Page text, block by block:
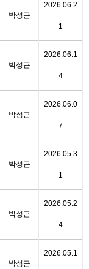
박성근
2026.06.2
1
박성근
2026.06.1
4
박성근
2026.06.0
7
박성근
2026.05.3
1
박성근
2026.05.2
4
박성근
2026.05.1